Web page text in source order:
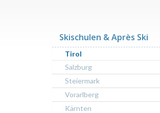
Skischulen & Après Ski
Tirol
Salzburg
Steiermark
Vorarlberg
Kärnten